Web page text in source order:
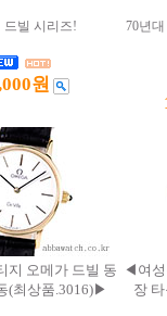
드빌 시리즈!
원
70년
지 오메가 드빌 동
(최상품.3016)▶
◀여성
장